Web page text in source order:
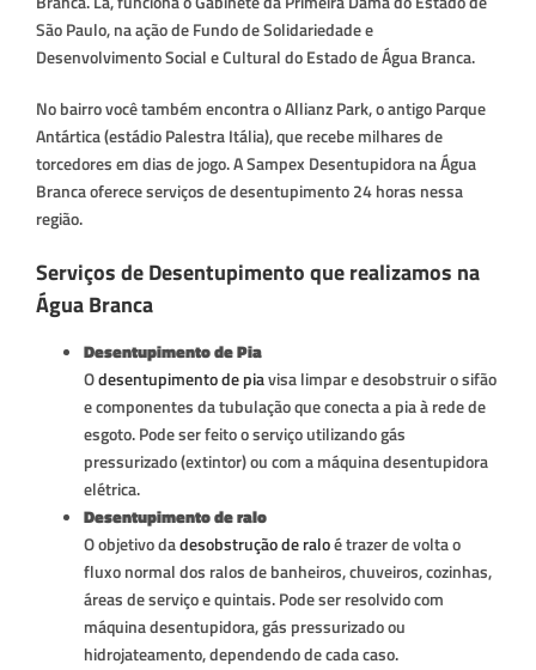
São Paulo, na ação de Fundo de Solidariedade e
Desenvolvimento Social e Cultural do Estado de Água Branca.
No bairro você também encontra o Allianz Park, o antigo Parque
Antártica (estádio Palestra Itália), que recebe milhares de
torcedores em dias de jogo. A Sampex Desentupidora na Água
Branca oferece serviços de desentupimento 24 horas nessa
região.
Serviços de Desentupimento que realizamos na
Água Branca
Desentupimento de Pia
Odesentupimento de piavisa limpar e desobstruir o sifão
e componentes da tubulação que conecta a pia à rede de
esgoto. Pode ser feito o serviço utilizando gás
pressurizado (extintor) ou com a máquina desentupidora
elétrica.
Desentupimento de ralo
O objetivo dadesobstrução de raloé trazer de volta o
fluxo normal dos ralos de banheiros, chuveiros, cozinhas,
áreas de serviço e quintais. Pode ser resolvido com
máquina desentupidora, gás pressurizado ou
hidrojateamento, dependendo de cada caso.